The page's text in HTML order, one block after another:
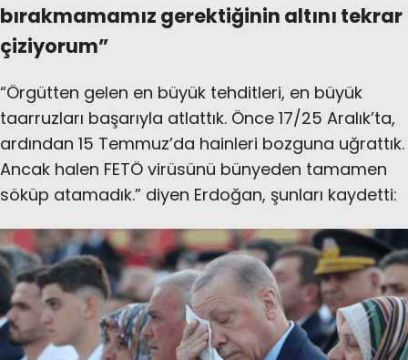
bırakmamamız gerektiğinin altını tekrar
çiziyorum”
“Örgütten gelen en büyük tehditleri, en büyük
taarruzları başarıyla atlattık. Önce 17/25 Aralık’ta,
ardından 15 Temmuz’da hainleri bozguna uğrattık.
Ancak halen FETÖ virüsünü bünyeden tamamen
söküp atamadık.” diyen Erdoğan, şunları kaydetti: